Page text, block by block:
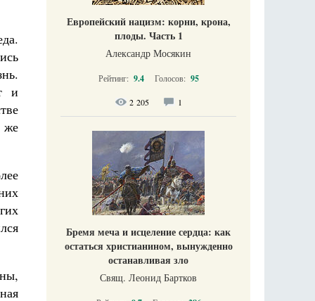
и
же
Европейский нацизм: корни, крона,
плоды. Часть 1
Александр Мосякин
Рейтинг: 9.4 Голосов: 95
2 205 1
Бремя меча и исцеление сердца: как
остаться христианином, вынужденно
останавливая зло
Свящ. Леонид Бартков